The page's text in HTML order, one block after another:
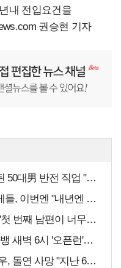
내 전입요건을
권승현 기자
반전 직업 "얼마 전…"
번엔 "내년엔 더욱…"
번째 남편이 너무…"
벽 6시 '오픈런'에도…
사망 "지난 6월에도…"